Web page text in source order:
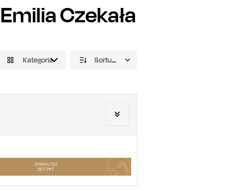
Emilia Czekała
Kategoria Sortuj domyślnie
ZYSKAJ OD
297 PKT